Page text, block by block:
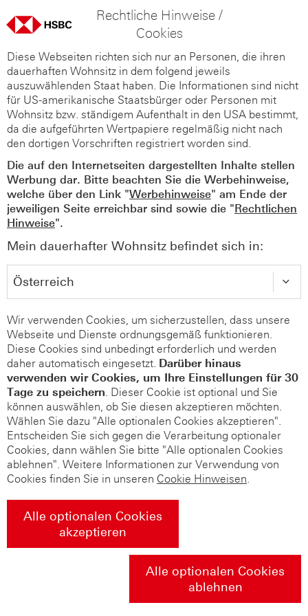
Rechtliche Hinweise /
Cookies
Diese Webseiten richten sich nur an Personen, die ihren
dauerhaften Wohnsitz in dem folgend jeweils
auszuwählenden Staat haben. Die Informationen sind nicht
für US-amerikanische Staatsbürger oder Personen mit
Wohnsitz bzw. ständigem Aufenthalt in den USA bestimmt,
da die aufgeführten Wertpapiere regelmäßig nicht nach
den dortigen Vorschriften registriert worden sind.
Die auf den Internetseiten dargestellten Inhalte stellen
Werbung dar. Bitte beachten Sie die Werbehinweise,
welche über den Link "Werbehinweise" am Ende der
jeweiligen Seite erreichbar sind sowie die "Rechtlichen
Hinweise".
Mein dauerhafter Wohnsitz befindet sich in:
Wir verwenden Cookies, um sicherzustellen, dass unsere
Webseite und Dienste ordnungsgemäß funktionieren.
Diese Cookies sind unbedingt erforderlich und werden
daher automatisch eingesetzt. Darüber hinaus
verwenden wir Cookies, um Ihre Einstellungen für 30
Tage zu speichern. Dieser Cookie ist optional und Sie
können auswählen, ob Sie diesen akzeptieren möchten.
Wählen Sie dazu "Alle optionalen Cookies akzeptieren".
Entscheiden Sie sich gegen die Verarbeitung optionaler
Cookies, dann wählen Sie bitte "Alle optionalen Cookies
ablehnen". Weitere Informationen zur Verwendung von
Cookies finden Sie in unseren Cookie Hinweisen.
Alle optionalen Cookies
akzeptieren
Alle optionalen Cookies
ablehnen